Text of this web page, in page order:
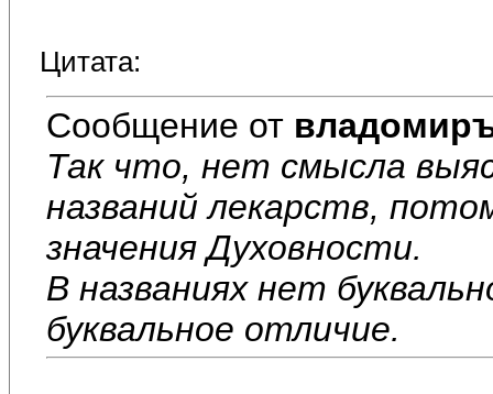
Цитата:
Сообщение от
Так что, нет смысла
названий лекарств,
значения Духовности.
В названиях нет
буквальное отличие.